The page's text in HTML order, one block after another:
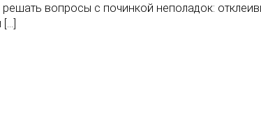
вопросы с починкой неполадок:
[…]